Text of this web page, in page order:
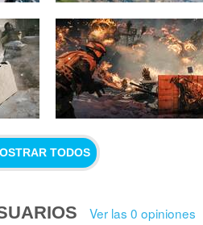
TODOS
Ver las 0 opiniones